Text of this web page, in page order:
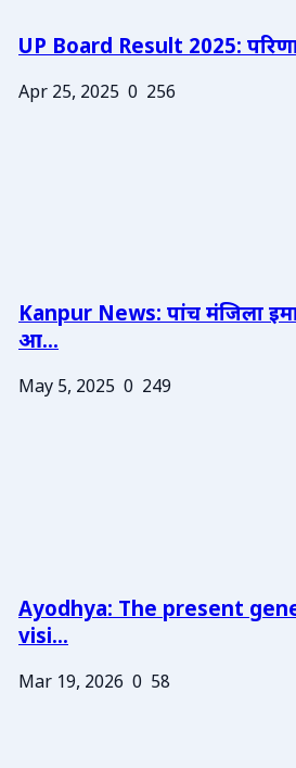
UP Board Result 2025:
Apr 25, 2025 0 256
Kanpur News: पांच मंजिला
आ...
May 5, 2025 0 249
Ayodhya: The present
visi...
Mar 19, 2026 0 58